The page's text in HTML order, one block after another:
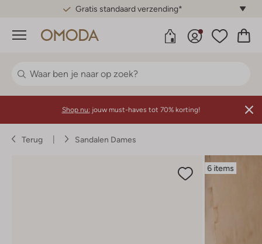
Gratis standaard verzending*
Menu
Shop nu: jouw must-haves tot 70% korting!
Terug Sandalen Dames
6 items